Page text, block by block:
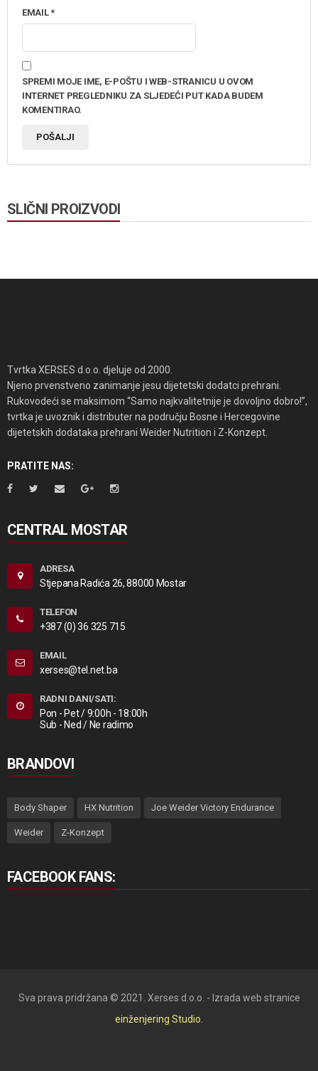
EMAIL*
SPREMI MOJE IME, E-POŠTU I WEB-STRANICU U OVOM
INTERNET PREGLEDNIKU ZA SLJEDEĆI PUT KADA BUDEM
KOMENTIRAO.
SLIČNI PROIZVODI
Tvrtka XERSES d.o.o. djeluje od 2000.
Njeno prvenstveno zanimanje jesu dijetetski dodatci prehrani.
Rukovodeći se maksimom “Samo najkvalitetnije je dovoljno dobro!”,
tvrtka je uvoznik i distributer na području Bosne i Hercegovine
dijetetskih dodataka prehrani Weider Nutrition i Z-Konzept.
PRATITE NAS:
CENTRAL MOSTAR
ADRESA
Stjepana Radića 26, 88000 Mostar
TELEFON
+387 (0) 36 325 715
EMAIL
xerses@tel.net.ba
RADNI DANI/SATI:
Pon - Pet / 9:00h - 18:00h
Sub - Ned / Ne radimo
BRANDOVI
Body Shaper HX Nutrition Joe Weider Victory Endurance
Weider Z-Konzept
FACEBOOK FANS:
Sva prava pridržana © 2021. Xerses d.o.o. - Izrada web stranice
einženjering Studio.